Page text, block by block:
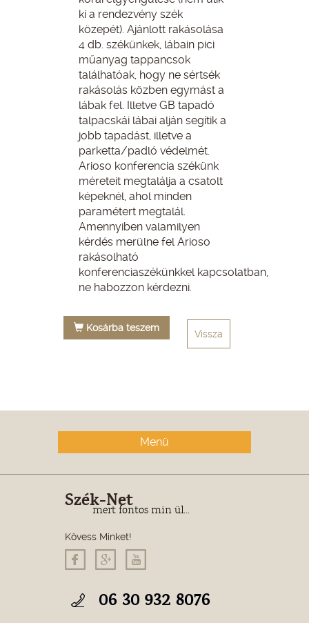
ki a rendezvény szék
közepét). Ajánlott rakásolása
4 db. székünkek, lábain pici
műanyag tappancsok
találhatóak, hogy ne sértsék
rakásolás közben egymást a
lábak fel. Illetve GB tapadó
talpacskái lábai alján segítik a
jobb tapadást, illetve a
parketta/padló védelmét.
Arioso konferencia székünk
méreteit megtalálja a csatolt
képeknél, ahol minden
paramétert megtalál.
Amennyiben valamilyen
kérdés merülne fel Arioso
rakásolható
konferenciaszékünkkel kapcsolatban,
ne habozzon kérdezni.
Kosárba teszem
Vissza
Menü
Szék-Net
mert fontos min ül...
Kövess Minket!
06 30 932 8076